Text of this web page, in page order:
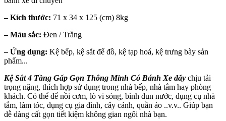
– Kích thước: 71 x 34 x 125 (cm) 8kg
– Màu sắc: Đen / Trắng
– Ứng dụng: Kệ bếp, kệ sắt để đồ, kệ tạp hoá, kệ trưng bày sản
phẩm...
Kệ Sắt 4 Tầng Gấp Gọn Thông Minh Có Bánh Xe đẩy chịu tải
trọng nặng, thích hợp sử dụng trong nhà bếp, nhà tắm hay phòng
khách. Có thể để nồi cơm, lò vi sóng, bình đun nước, dụng cụ nhà
tắm, làm tóc, dụng cụ gia đình, cây cảnh, quần áo ..v.v.. Giúp bạn
dễ dàng cất gọn tiết kiệm không gian ngôi nhà bạn.